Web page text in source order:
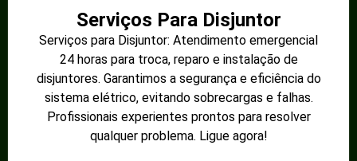
Serviços Para Disjuntor
Serviços para Disjuntor: Atendimento emergencial
24 horas para troca, reparo e instalação de
disjuntores. Garantimos a segurança e eficiência do
sistema elétrico, evitando sobrecargas e falhas.
Profissionais experientes prontos para resolver
qualquer problema. Ligue agora!